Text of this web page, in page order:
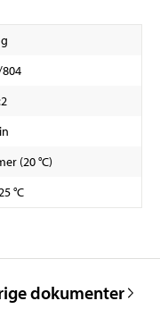
(20 °C)
°C
dokumenter